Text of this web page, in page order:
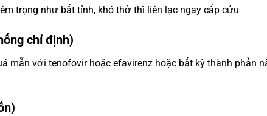
trọng như bất tỉnh, khó thở thì liên lạc ngay cấp cứu
chỉ định)
mẫn với tenofovir hoặc efavirenz hoặc bất kỳ thành phần